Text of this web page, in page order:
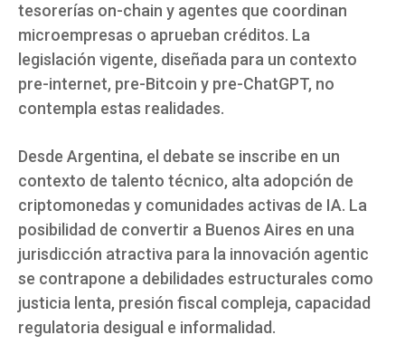
tesorerías on-chain y agentes que coordinan
microempresas o aprueban créditos. La
legislación vigente, diseñada para un contexto
pre-internet, pre-Bitcoin y pre-ChatGPT, no
contempla estas realidades.
Desde Argentina, el debate se inscribe en un
contexto de talento técnico, alta adopción de
criptomonedas y comunidades activas de IA. La
posibilidad de convertir a Buenos Aires en una
jurisdicción atractiva para la innovación agentic
se contrapone a debilidades estructurales como
justicia lenta, presión fiscal compleja, capacidad
regulatoria desigual e informalidad.